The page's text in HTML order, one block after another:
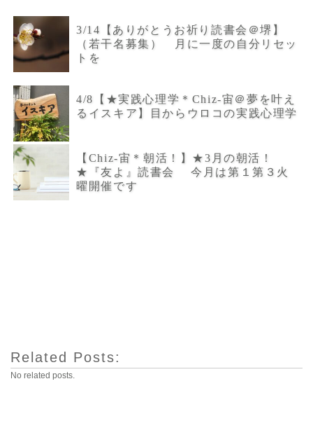
3/14【ありがとうお祈り読書会＠堺】
（若干名募集） 月に一度の自分リセッ
トを
4/8【★実践心理学＊Chiz-宙＠夢を叶え
るイスキア】目からウロコの実践心理学
【Chiz-宙＊朝活！】★3月の朝活！
★『友よ』読書会 今月は第１第３火
曜開催です
Related Posts:
No related posts.